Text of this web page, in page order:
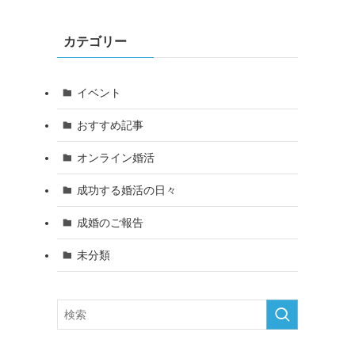
カテゴリー
イベント
おすすめ記事
オンライン婚活
成功する婚活の日々
成婚のご報告
未分類